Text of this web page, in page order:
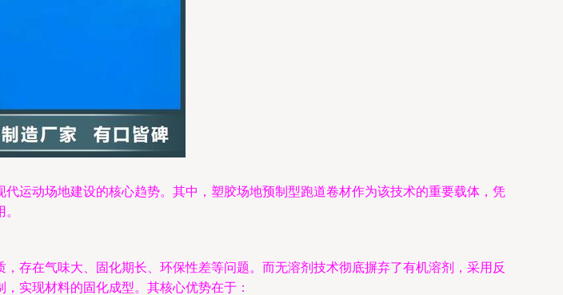
运动场地建设的核心趋势。其中，塑胶场地预制型跑道卷材作为该技术的重要载体，凭
存在气味大、固化期长、环保性差等问题。而无溶剂技术彻底摒弃了有机溶剂，采用反
实现材料的固化成型。其核心优势在于：